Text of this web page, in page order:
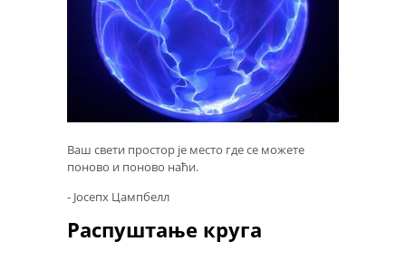
Ваш свети простор је место где се можете
поново и поново наћи.
- Јосепх Цампбелл
Распуштање круга